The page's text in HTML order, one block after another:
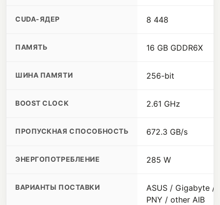
CUDA-ЯДЕР 8 448
ПАМЯТЬ 16 GB GDDR6X
ШИНА ПАМЯТИ 256-bit
BOOST CLOCK 2.61 GHz
ПРОПУСКНАЯ СПОСОБНОСТЬ 672.3 GB/s
ЭНЕРГОПОТРЕБЛЕНИЕ 285 W
ВАРИАНТЫ ПОСТАВКИ
ASUS / Gigabyte /
PNY / other AIB